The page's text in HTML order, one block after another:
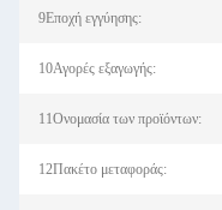
9Εποχή εγγύησης:
10Αγορές εξαγωγής:
11Ονομασία των προϊόντων:
12Πακέτο μεταφοράς: